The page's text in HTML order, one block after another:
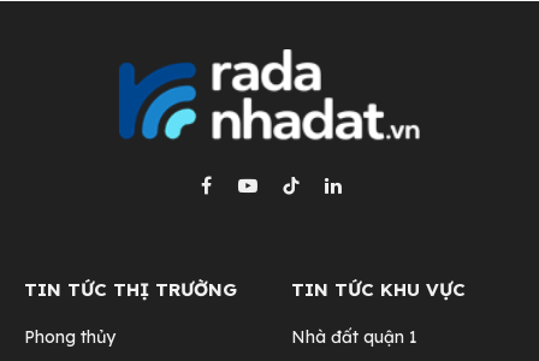
Facebook
YouTubeTikTokLinkedIn
TIN TỨC THỊ TRƯỜNG
Phong thủy
TIN TỨC KHU VỰC
Nhà đất quận 1